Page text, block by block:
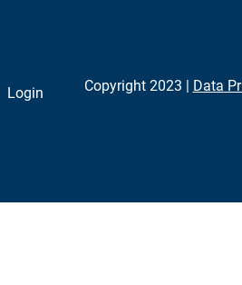
Login Copyright 2023 | Data